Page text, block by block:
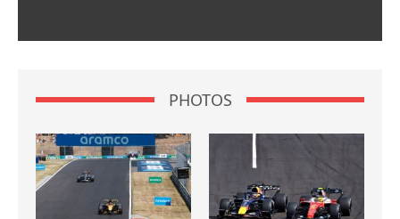
PHOTOS